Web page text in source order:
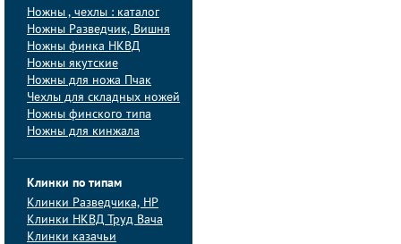
Ножны , чехлы : каталог
Ножны Разведчик, Вишня
Ножны финка НКВД
Ножны якутские
Ножны для ножа Пчак
Чехлы для складных ножей
Ножны финского типа
Ножны для кинжала
Клинки по типам
Клинки Pазведчика, НP
Клинки НКВД Труд Вача
Клинки казачьи